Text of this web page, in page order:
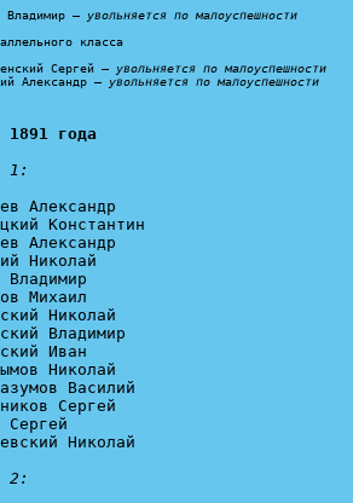
Владимир – увольняется по малоуспешности
класса
Сергей – увольняется по малоуспешности
Александр – увольняется по малоуспешности
1891 года
1:
Александр
Константин
Александр
Николай
Владимир
Михаил
Николай
Владимир
Иван
Николай
Василий
Сергей
Сергей
Николай
2: